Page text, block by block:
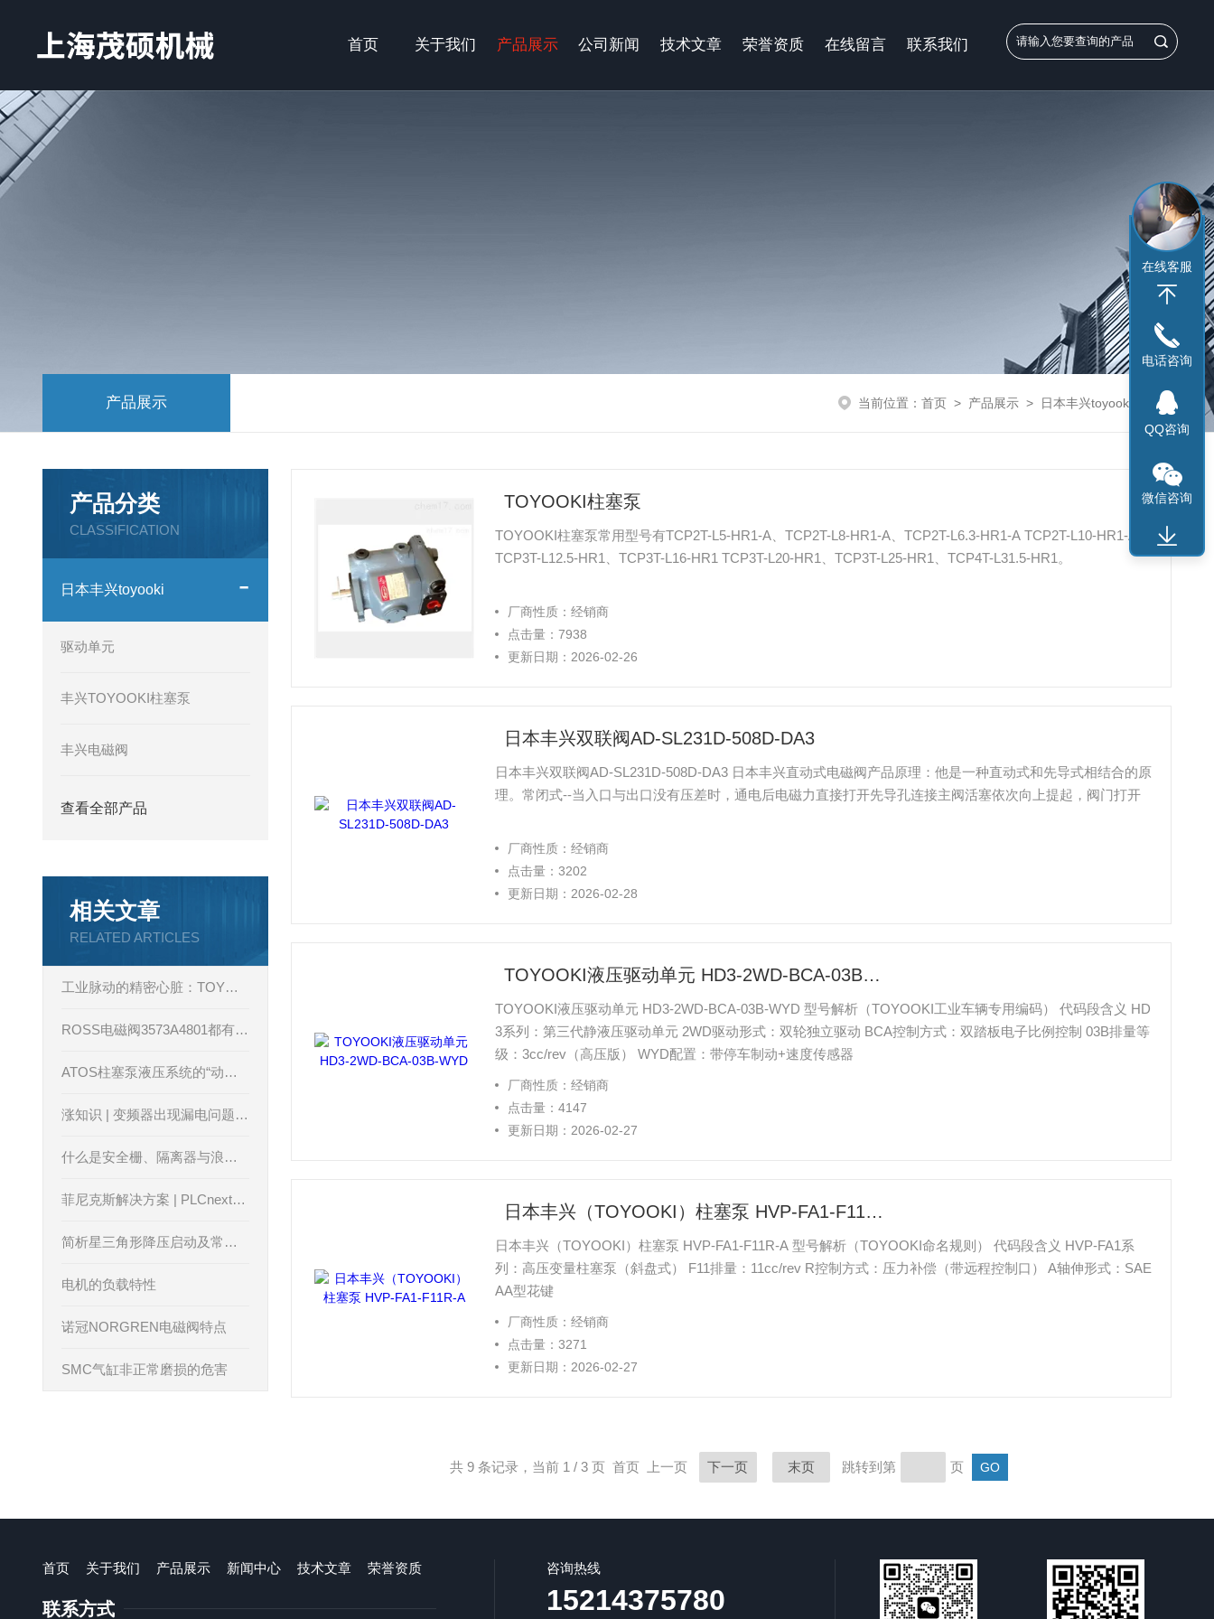
首页 关于我们 产品展示 公司新闻 技术文章 荣誉资质 在线留言 联系我们
产品展示 当前位置： 首页> 产品展示> 日本丰兴toyooki
产品分类
CLASSIFICATION
日本丰兴toyooki
驱动单元
丰兴TOYOOKI柱塞泵
丰兴电磁阀
查看全部产品
相关文章
RELATED ARTICLES
工业脉动的精密心脏：TOYOOKI柱塞泵技术解析
ROSS电磁阀3573A4801都有哪些主要特点
ATOS柱塞泵液压系统的“动力心脏”，以精密控制赋能工业智能化升级
涨知识 | 变频器出现漏电问题分析
什么是安全栅、隔离器与浪涌保护器？
菲尼克斯解决方案 | PLCnext 扩展应用系列之PROFIBUS
简析星三角形降压启动及常见的维修故障
电机的负载特性
诺冠NORGREN电磁阀特点
SMC气缸非正常磨损的危害
TOYOOKI柱塞泵
TOYOOKI柱塞泵常用型号有TCP2T-L5-HR1-A、TCP2T-L8-HR1-A、TCP2T-L6.3-HR1-A TCP2T-L10-HR1-A、
TCP3T-L12.5-HR1、TCP3T-L16-HR1 TCP3T-L20-HR1、TCP3T-L25-HR1、TCP4T-L31.5-HR1。
厂商性质：经销商
点击量：7938
更新日期：2026-02-26
日本丰兴双联阀AD-SL231D-508D-DA3
日本丰兴双联阀AD-SL231D-508D-DA3 日本丰兴直动式电磁阀产品原理：他是一种直动式和先导式相结合的原
理。常闭式--当入口与出口没有压差时，通电后电磁力直接打开先导孔连接主阀活塞依次向上提起，阀门打开
厂商性质：经销商
点击量：3202
更新日期：2026-02-28
TOYOOKI液压驱动单元 HD3-2WD-BCA-03B-WYD
TOYOOKI液压驱动单元 HD3-2WD-BCA-03B-WYD 型号解析（TOYOOKI工业车辆专用编码） 代码段含义 HD
3系列：第三代静液压驱动单元 2WD驱动形式：双轮独立驱动 BCA控制方式：双踏板电子比例控制 03B排量等
级：3cc/rev（高压版） WYD配置：带停车制动+速度传感器
厂商性质：经销商
点击量：4147
更新日期：2026-02-27
日本丰兴（TOYOOKI）柱塞泵 HVP-FA1-F11R-A
日本丰兴（TOYOOKI）柱塞泵 HVP-FA1-F11R-A 型号解析（TOYOOKI命名规则） 代码段含义 HVP-FA1系
列：高压变量柱塞泵（斜盘式） F11排量：11cc/rev R控制方式：压力补偿（带远程控制口） A轴伸形式：SAE
AA型花键
厂商性质：经销商
点击量：3271
更新日期：2026-02-27
共 9 条记录，当前 1 / 3 页 首页 上一页 下一页 末页 跳转到第 页
首页 关于我们 产品展示 新闻中心 技术文章 荣誉资质
联系方式
咨询热线
15214375780
在线客服
电话咨询
QQ咨询
微信咨询